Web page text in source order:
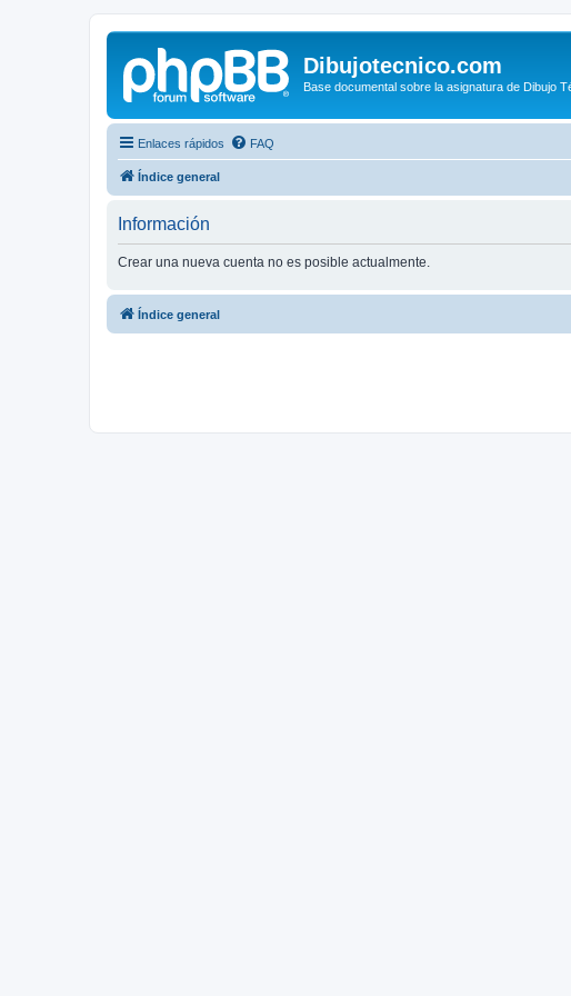
Dibujotecnico.com
Base documental sobre la asignatura de Dibujo
Enlaces rápidos FAQ
Índice general
Información
Crear una nueva cuenta no es posible actualmente.
Índice general